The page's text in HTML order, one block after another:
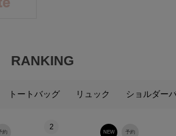
RANKING
トートバッグ リュック ショルダー
約
2
予約
NEW